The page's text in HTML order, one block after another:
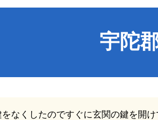
宇陀
をなくしたのですぐに玄関の鍵を開